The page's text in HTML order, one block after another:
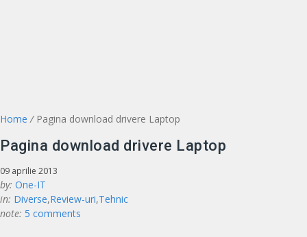
Home / Pagina download drivere Laptop
Pagina download drivere Laptop
09 aprilie 2013
by: One-IT
in: Diverse,Review-uri,Tehnic
note: 5 comments